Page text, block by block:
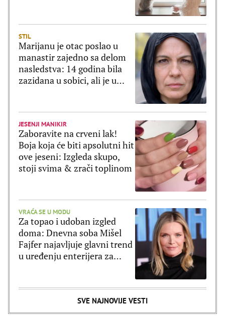
STIL
Marijanu je otac poslao u
manastir zajedno sa delom
nasledstva: 14 godina bila
zazidana u sobici, ali je u
JESENJI MANIKIR
Zaboravite na crveni lak!
Boja koja će biti apsolutni hit
ove jeseni: Izgleda skupo,
stoji svima & zrači toplinom
VRAĆA SE U MODU
Za topao i udoban izgled
doma: Dnevna soba Mišel
Fajfer najavljuje glavni trend
u uređenju enterijera za
SVE NAJNOVIJE VESTI